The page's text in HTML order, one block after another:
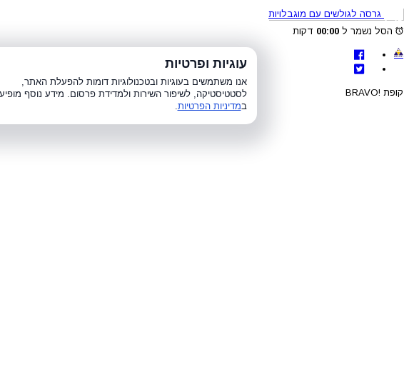
גרסה לגולשים עם מוגבלויות
הסל נשמר ל 00:00 דקות
קופת !BRAVO
עוגיות ופרטיות
אנו משתמשים בעוגיות ובטכנולוגיות דומות להפעלת האתר,
לסטטיסטיקה, לשיפור השירות ולמדידת פרסום. מידע נוסף מופיע
במדיניות הפרטיות.